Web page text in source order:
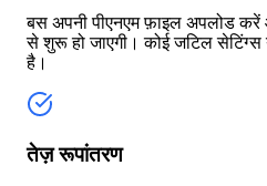
बस अपनी पीएनएम फ़ाइल अपलोड
से शुरू हो जाएगी। कोई जटिल
है।
तेज़ रूपांतरण